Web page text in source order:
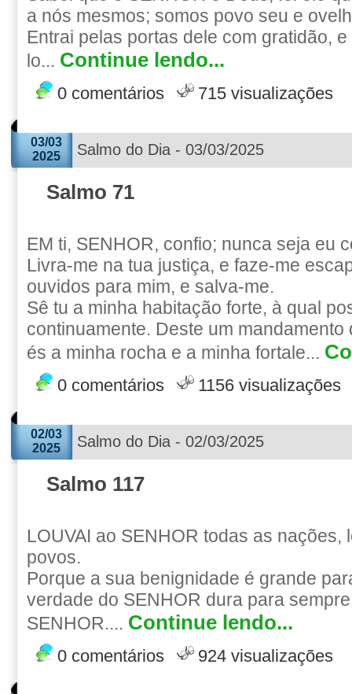
a nós mesmos; somos povo seu e
Entrai pelas portas dele com gratidão,
lo... Continue lendo...
0 comentários 715 visualizações
03/03
2025
Salmo do Dia - 03/03/2025
Salmo 71
EM ti, SENHOR, confio; nunca seja eu
Livra-me na tua justiça, e faze-me
ouvidos para mim, e salva-me.
Sê tu a minha habitação forte, à qual
continuamente. Deste um mandamento
és a minha rocha e a minha fortale...
0 comentários 1156 visualizações
02/03
2025
Salmo do Dia - 02/03/2025
Salmo 117
LOUVAI ao SENHOR todas as nações,
povos.
Porque a sua benignidade é grande
verdade do SENHOR dura para
SENHOR.... Continue lendo...
0 comentários 924 visualizações